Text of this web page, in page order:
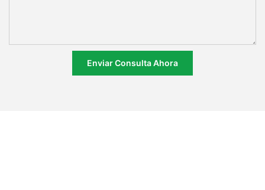
Enviar Consulta Ahora